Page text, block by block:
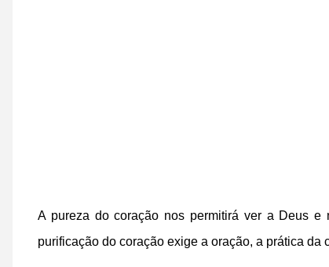
A pureza do coração nos permitirá ver a Deus
purificação do coração exige a oração, a prática da